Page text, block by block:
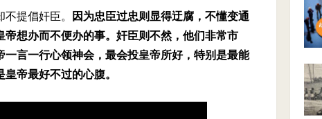
提倡奸臣。
因为忠臣过忠则显得迂腐，不懂变通
想办而不便办的事。奸臣则不然，他们非常市
言一行心领神会，最会投皇帝所好，特别是最能
帝最好不过的心腹。